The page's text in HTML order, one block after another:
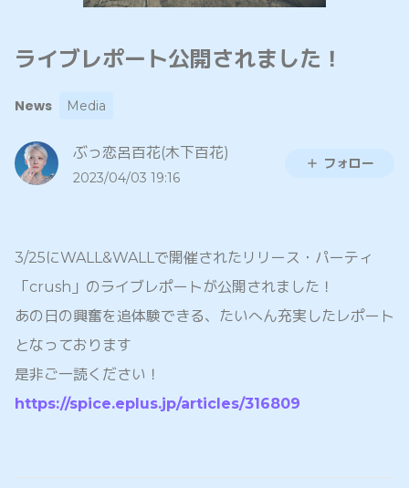
ライブレポート公開されました！
News Media
ぶっ恋呂百花(木下百花)
2023/04/03 19:16
フォロー
3/25にWALL&WALLで開催されたリリース・パーティ
「crush」のライブレポートが公開されました！
あの日の興奮を追体験できる、たいへん充実したレポート
となっております
是非ご一読ください！
https://spice.eplus.jp/articles/316809